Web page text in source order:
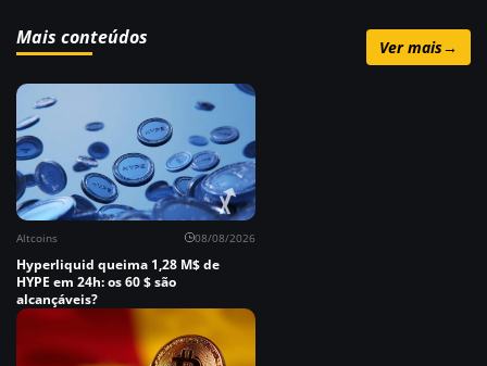
Mais conteúdos Ver mais→
Altcoins 08/08/2026
Hyperliquid queima 1,28 M$ de
HYPE em 24h: os 60 $ são
alcançáveis?